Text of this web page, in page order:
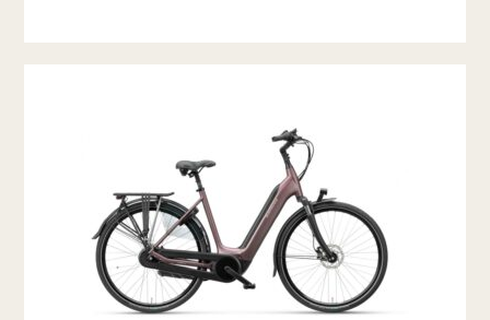
variaties.
Deze
optie
kan
gekozen
worden
op
de
productpagina